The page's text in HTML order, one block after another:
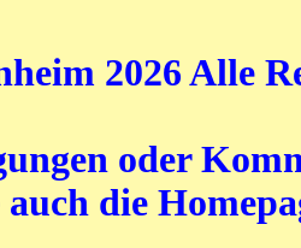
2026 Alle
oder
auch die